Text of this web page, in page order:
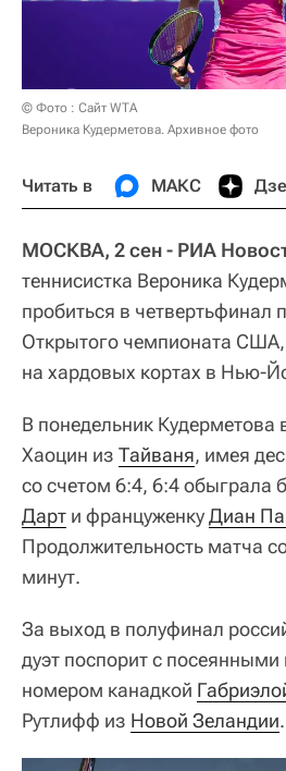
© Фото : Сайт WTA
Вероника Кудерметова. Архивное фото
Читать в МАКС
МОСКВА, 2 сен - РИА
теннисистка Вероника
пробиться в четвертьфинал
Открытого чемпионата
на хардовых кортах в Нью-
В понедельник Кудерметова
Хаоцин из Тайваня, имея
со счетом 6:4, 6:4 обыграла
Дарт и француженкуДиан
Продолжительность матча
минут.
За выход в полуфинал
дуэт поспорит с
номером канадкой
Рутлифф из Новой Зеландии.